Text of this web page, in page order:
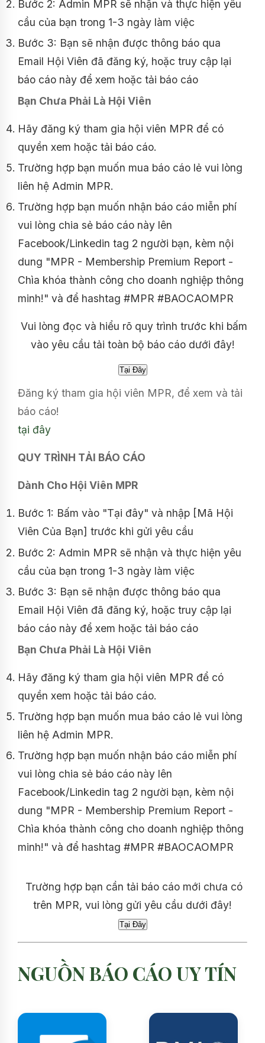
Bước 2: Admin MPR sẽ nhận và thực hiện yêu
cầu của bạn trong 1-3 ngày làm việc
Bước 3: Bạn sẽ nhận được thông báo qua
Email Hội Viên đã đăng ký, hoặc truy cập lại
báo cáo này để xem hoặc tải báo cáo
Bạn Chưa Phải Là Hội Viên
Hãy đăng ký tham gia hội viên MPR để có
quyền xem hoặc tải báo cáo.
Trường hợp bạn muốn mua báo cáo lẻ vui lòng
liên hệ Admin MPR.
Trường hợp bạn muốn nhận báo cáo miễn phí
vui lòng chia sẻ báo cáo này lên
Facebook/Linkedin tag 2 người bạn, kèm nội
dung "MPR - Membership Premium Report -
Chìa khóa thành công cho doanh nghiệp thông
minh!" và để hashtag #MPR #BAOCAOMPR
Vui lòng đọc và hiểu rõ quy trình trước khi bấm
vào yêu cầu tải toàn bộ báo cáo dưới đây!
Đăng ký tham gia hội viên MPR, để xem và tải
báo cáo!
tại đây
QUY TRÌNH TẢI BÁO CÁO
Dành Cho Hội Viên MPR
Bước 1: Bấm vào "Tại đây" và nhập [Mã Hội
Viên Của Bạn] trước khi gửi yêu cầu
Bước 2: Admin MPR sẽ nhận và thực hiện yêu
cầu của bạn trong 1-3 ngày làm việc
Bước 3: Bạn sẽ nhận được thông báo qua
Email Hội Viên đã đăng ký, hoặc truy cập lại
báo cáo này để xem hoặc tải báo cáo
Bạn Chưa Phải Là Hội Viên
Hãy đăng ký tham gia hội viên MPR để có
quyền xem hoặc tải báo cáo.
Trường hợp bạn muốn mua báo cáo lẻ vui lòng
liên hệ Admin MPR.
Trường hợp bạn muốn nhận báo cáo miễn phí
vui lòng chia sẻ báo cáo này lên
Facebook/Linkedin tag 2 người bạn, kèm nội
dung "MPR - Membership Premium Report -
Chìa khóa thành công cho doanh nghiệp thông
minh!" và để hashtag #MPR #BAOCAOMPR
Trường hợp bạn cần tải báo cáo mới chưa có
trên MPR, vui lòng gửi yêu cầu dưới đây!
NGUỒN BÁO CÁO UY TÍN